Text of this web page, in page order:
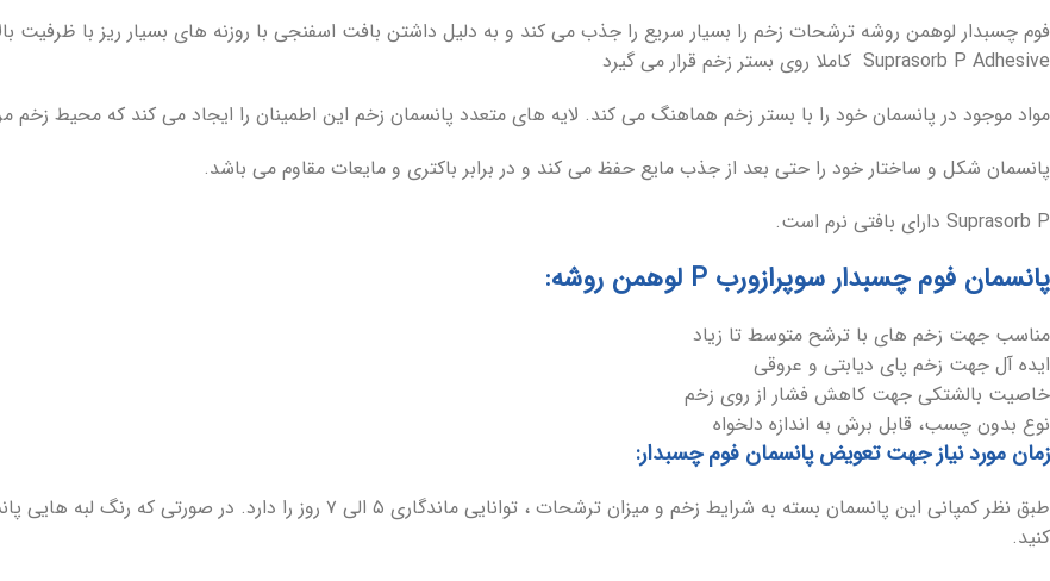
فوم چسبدار لوهمن روشه ترشحات زخم را بسیار سریع را جذب می کند و به دلیل داشتن بافت اسفنجی با روزنه های بسیار ریز با
Suprasorb P Adhesive کاملا روی بستر زخم قرار می گیرد
مواد موجود در پانسمان خود را با بستر زخم هماهنگ می کند. لایه های متعدد پانسمان زخم این اطمینان را ایجاد می کند که محیط زخم
پانسمان شکل و ساختار خود را حتی بعد از جذب مایع حفظ می کند و در برابر باکتری و مایعات مقاوم می باشد.
Suprasorb P دارای بافتی نرم است.
پانسمان فوم چسبدار سوپرازورب P لوهمن روشه:
مناسب جهت زخم های با ترشح متوسط تا زیاد
ایده آل جهت زخم پای دیابتی و عروقی
خاصیت بالشتکی جهت کاهش فشار از روی زخم
نوع بدون چسب، قابل برش به اندازه دلخواه
زمان مورد نیاز جهت تعویض پانسمان فوم چسبدار:
طبق نظر کمپانی این پانسمان بسته به شرایط زخم و میزان ترشحات ، توانایی
کنید.